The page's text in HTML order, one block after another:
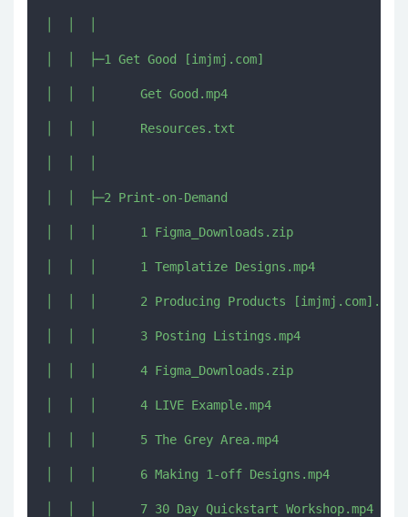
│  │  ├─1 Get Good [imjmj.com]
│  │  │      Get Good.mp4
│  │  │      Resources.txt
│  │  ├─2 Print-on-Demand
│  │  │      1 Figma_Downloads.zip
│  │  │      1 Templatize Designs.mp4
│  │  │      2 Producing Products [imjmj.com].mp4
│  │  │      3 Posting Listings.mp4
│  │  │      4 Figma_Downloads.zip
│  │  │      4 LIVE Example.mp4
│  │  │      5 The Grey Area.mp4
│  │  │      6 Making 1-off Designs.mp4
│  │  │      7 30 Day Quickstart Workshop.mp4